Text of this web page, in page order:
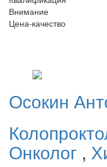
Внимание
Цена-качество
Осокин
Онколог ,